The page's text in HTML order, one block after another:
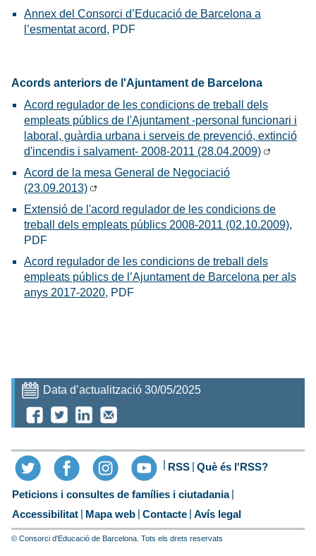
Annex del Consorci d’Educació de Barcelona a
l’esmentat acord, PDF
Acords anteriors de l'Ajuntament de Barcelona
Acord regulador de les condicions de treball dels
empleats públics de l'Ajuntament -personal funcionari i
laboral, guàrdia urbana i serveis de prevenció, extinció
d'incendis i salvament- 2008-2011 (28.04.2009)
Acord de la mesa General de Negociació
(23.09.2013)
Extensió de l'acord regulador de les condicions de
treball dels empleats públics 2008-2011 (02.10.2009),
PDF
Acord regulador de les condicions de treball dels
empleats públics de l’Ajuntament de Barcelona per als
anys 2017-2020, PDF
Data d’actualització 30/05/2025
RSS Què és l'RSS?
Peticions i consultes de famílies i ciutadania
Accessibilitat
Mapa web Contacte Avís legal
© Consorci d'Educació de Barcelona. Tots els drets reservats